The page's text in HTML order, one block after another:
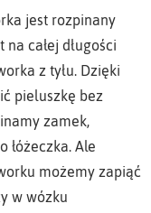
jest rozpinany
całej długości
z tyłu. Dzięki
pieluszkę bez
zamek,
łóżeczka. Ale
możemy zapiąć
w wózku